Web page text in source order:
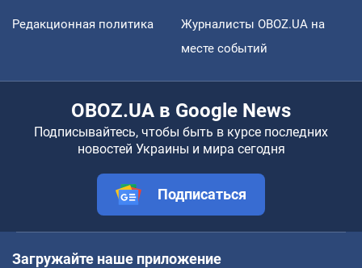
Редакционная политика
Журналисты OBOZ.UA на
месте событий
OBOZ.UA в Google News
Подписывайтесь, чтобы быть в курсе последних
новостей Украины и мира сегодня
Подписаться
Загружайте наше приложение